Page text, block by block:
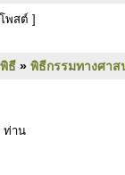
พสต์ ]
ธี » พิธีกรรมทางศา
ท่าน